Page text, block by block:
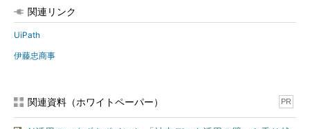
関連リンク
UiPath
伊藤忠商事
関連資料（ホワイトペーパー） PR